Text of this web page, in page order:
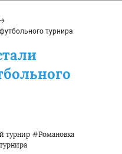
турнира
турнир #Романовка